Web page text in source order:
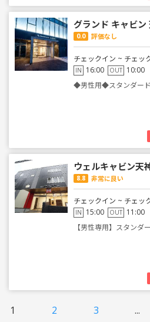
グランド キャビン
0.0 評価なし
チェックイン ~ チェッ
IN 16:00 OUT 10:00
◆男性用◆スタンダー
ウェルキャビン天
8.8 非常に良い
チェックイン ~ チェッ
IN 15:00 OUT 11:00
【男性専用】スタンダ
1 2 3 ...